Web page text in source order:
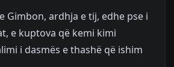
Gimbon, ardhja e tij, edhe pse i
e kuptova që kemi kimi
i dasmës e thashë që ishim